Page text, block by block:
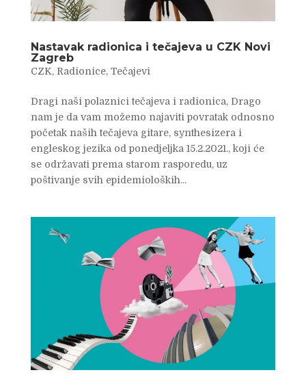
Nastavak radionica i tečajeva u CZK Novi
Zagreb
CZK, Radionice, Tečajevi
Dragi naši polaznici tečajeva i radionica, Drago
nam je da vam možemo najaviti povratak odnosno
početak naših tečajeva gitare, synthesizera i
engleskog jezika od ponedjeljka 15.2.2021., koji će
se održavati prema starom rasporedu, uz
poštivanje svih epidemioloških...